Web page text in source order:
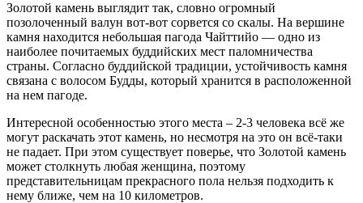
Золотой камень выглядит так, словно огромный
позолоченный валун вот-вот сорвется со скалы. На вершине
камня находится небольшая пагода Чайттийо — одно из
наиболее почитаемых буддийских мест паломничества
страны. Согласно буддийской традиции, устойчивость камня
связана с волосом Будды, который хранится в расположенной
на нем пагоде.
Интересной особенностью этого места – 2-3 человека всё же
могут раскачать этот камень, но несмотря на это он всё-таки
не падает. При этом существует поверье, что Золотой камень
может столкнуть любая женщина, поэтому
представительницам прекрасного пола нельзя подходить к
нему ближе, чем на 10 километров.